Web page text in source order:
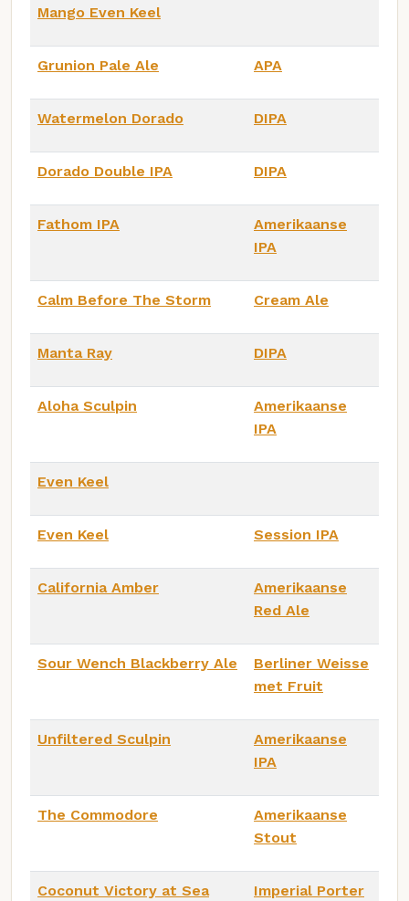
Mango Even Keel
Grunion Pale Ale APA
Watermelon Dorado DIPA
Dorado Double IPA DIPA
Fathom IPA
Amerikaanse
IPA
Calm Before The Storm Cream Ale
Manta Ray DIPA
Aloha Sculpin
Amerikaanse
IPA
Even Keel
Even Keel Session IPA
California Amber
Amerikaanse
Red Ale
Sour Wench Blackberry Ale
Berliner Weisse
met Fruit
Unfiltered Sculpin
Amerikaanse
IPA
The Commodore
Amerikaanse
Stout
Coconut Victory at Sea Imperial Porter